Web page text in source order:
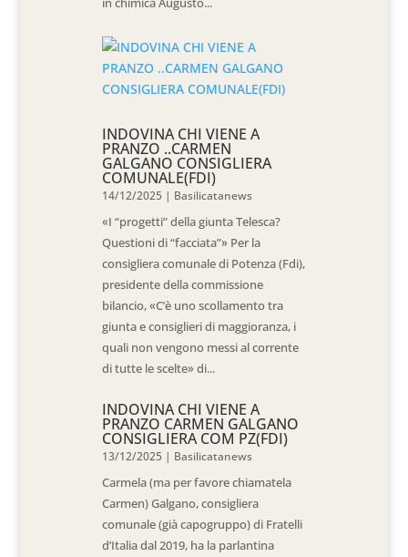
INDOVINA CHI VIENE A
PRANZO ..CARMEN
GALGANO CONSIGLIERA
COMUNALE(FDI)
14/12/2025 | Basilicatanews
«I “progetti” della giunta Telesca?
Questioni di “facciata”» Per la
consigliera comunale di Potenza (Fdi),
presidente della commissione
bilancio, «C’è uno scollamento tra
giunta e consiglieri di maggioranza, i
quali non vengono messi al corrente
di tutte le scelte» di...
INDOVINA CHI VIENE A
PRANZO CARMEN GALGANO
CONSIGLIERA COM PZ(FDI)
13/12/2025 | Basilicatanews
Carmela (ma per favore chiamatela
Carmen) Galgano, consigliera
comunale (già capogruppo) di Fratelli
d’Italia dal 2019, ha la parlantina